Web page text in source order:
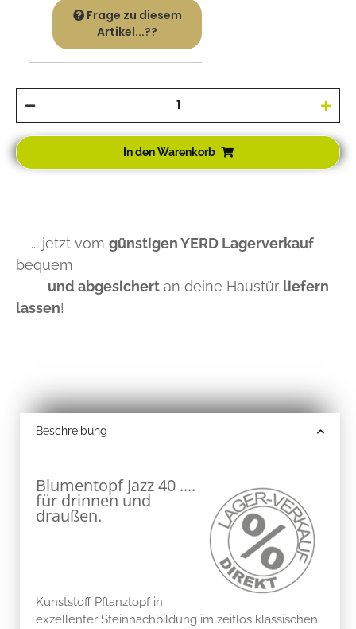
Frage zu diesem
Artikel...??
In den Warenkorb
... jetzt vom günstigen YERD Lagerverkauf
bequem
und abgesichert an deine Haustür liefern
lassen!
Beschreibung
Blumentopf Jazz 40 ....
für drinnen und
draußen.
Kunststoff Pflanztopf in
exzellenter Steinnachbildung im zeitlos klassischen